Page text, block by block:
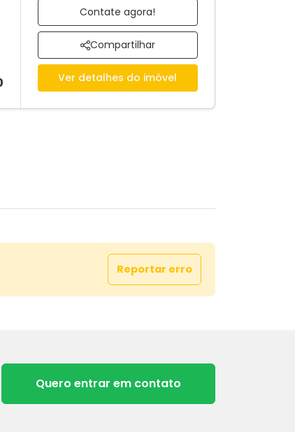
Contate agora!
Compartilhar
Ver detalhes do imóvel
Reportar erro
Quero entrar em contato